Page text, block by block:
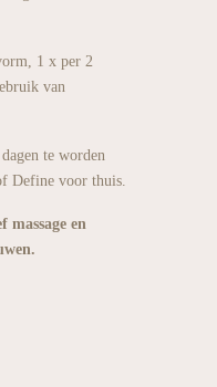
1 x per 2
van
te worden
Define voor thuis.
massage en